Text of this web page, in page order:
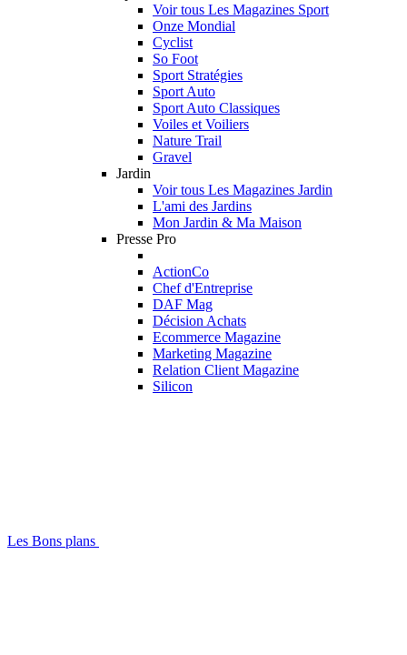
Voir tous Les Magazines Sport
Onze Mondial
Cyclist
So Foot
Sport Stratégies
Sport Auto
Sport Auto Classiques
Voiles et Voiliers
Nature Trail
Gravel
Jardin
Voir tous Les Magazines Jardin
L'ami des Jardins
Mon Jardin & Ma Maison
Presse Pro
ActionCo
Chef d'Entreprise
DAF Mag
Décision Achats
Ecommerce Magazine
Marketing Magazine
Relation Client Magazine
Silicon
Les Bons plans